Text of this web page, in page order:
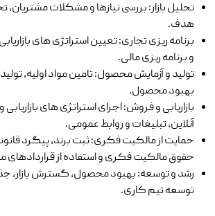
تحلیل بازار: بررسی نیازها و مشکلات مشتریان،
هدف.
برنامه ریزی تجاری: تعیین استراتژی‌ های
و برنامه ‌ریزی مالی.
تولید و آزمایش محصول: تامین مواد اولیه،
بهبود محصول.
بازاریابی و فروش: اجرای استراتژی ‌های
آنلاین، تبلیغات و روابط عمومی.
حمایت از مالکیت فکری: ثبت برند، پیگرد
حقوق مالکیت فکری و استفاده از قراردادهای
رشد و توسعه: بهبود محصول، گسترش بازار،
توسعه تیم کاری.